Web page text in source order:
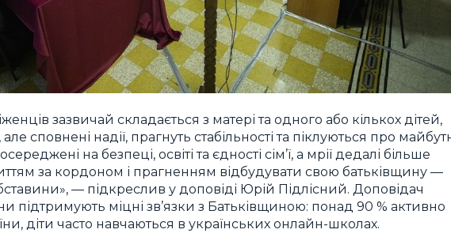
зазвичай складається з матері та одного або кількох дітей,
сповнені надії, прагнуть стабільності та піклуються про
на безпеці, освіті та єдності сім’ї, а мрії дедалі більше
за кордоном і прагненням відбудувати свою батьківщину —
— підкреслив у доповіді Юрій Підлісний. Доповідач
підтримують міцні зв’язки з Батьківщиною: понад 90 % активно
діти часто навчаються в українських онлайн-школах.